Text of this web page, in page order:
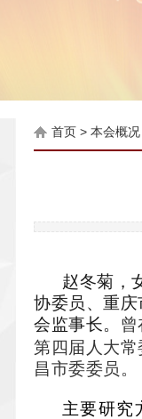
首页 > 本会概况
赵冬菊，
协委员、重
会监事长。
第四届人大
昌市委委员。
主要研究